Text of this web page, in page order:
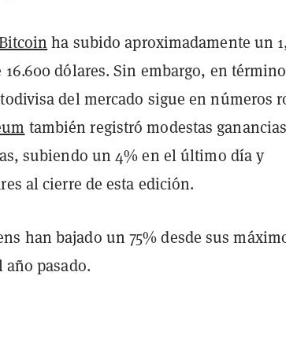
ha subido aproximadamente un
16.600 dólares. Sin embargo, en
del mercado sigue en números
también registró modestas
subiendo un 4% en el último día y
al cierre de esta edición.
han bajado un 75% desde sus
pasado.